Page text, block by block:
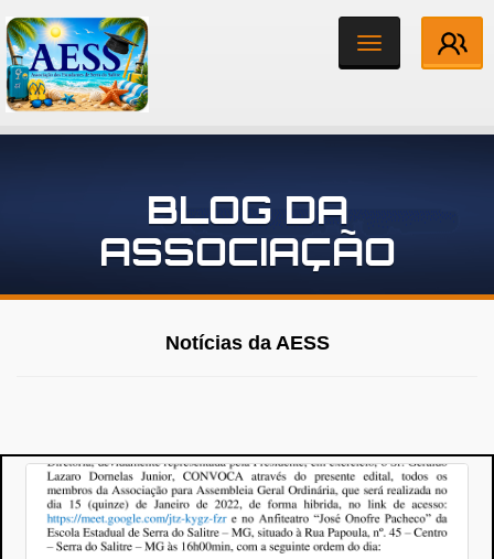
Toggle
navigation
Associados
Notícias
Contato
BLOG DA
ASSOCIAÇÃO
Notícias da AESS